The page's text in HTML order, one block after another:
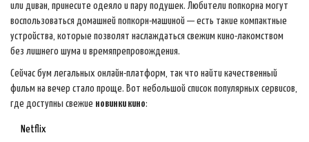
или диван, принесите одеяло и пару подушек. Любители попкорна могут
воспользоваться домашней попкорн-машиной — есть такие компактные
устройства, которые позволят наслаждаться свежим кино-лакомством
без лишнего шума и времяпрепровождения.
Сейчас бум легальных онлайн-платформ, так что найти качественный
фильм на вечер стало проще. Вот небольшой список популярных сервисов,
где доступны свежие новинки кино:
Netflix